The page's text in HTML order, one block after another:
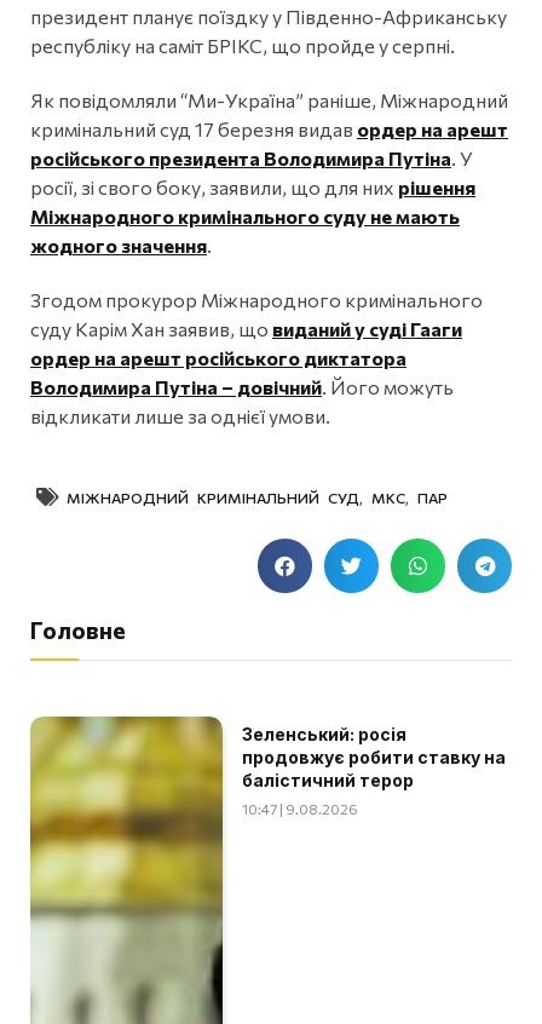
президент планує поїздку у Південно-Африканську
республіку на саміт БРІКС, що пройде у серпні.
Як повідомляли “Ми-Україна” раніше, Міжнародний
кримінальний суд 17 березня видав ордер на арешт
російського президента Володимира Путіна. У
росії, зі свого боку, заявили, що для них рішення
Міжнародного кримінального суду не мають
жодного значення.
Згодом прокурор Міжнародного кримінального
суду Карім Хан заявив, що виданий у суді Гааги
ордер на арешт російського диктатора
Володимира Путіна – довічний. Його можуть
відкликати лише за однієї умови.
МІЖНАРОДНИЙ КРИМІНАЛЬНИЙ СУД, МКС, ПАР
Головне
Зеленський: росія
продовжує робити ставку на
балістичний терор
10:47 | 9.08.2026